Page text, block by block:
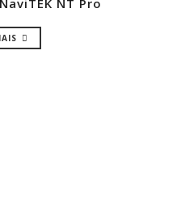
NT Pro